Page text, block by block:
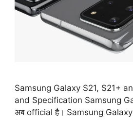
Samsung Galaxy S21, S21+
and Specification Samsung
अब official है। Samsung